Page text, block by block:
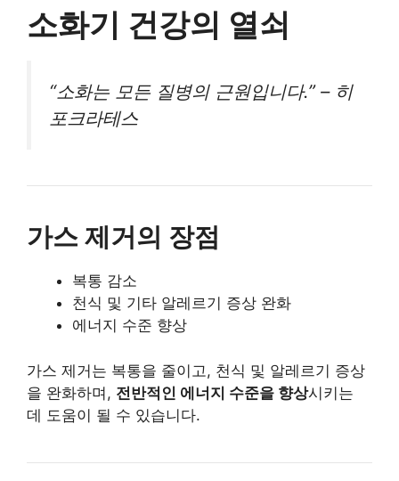
소화기 건강의 열쇠
“소화는 모든 질병의 근원입니다.” – 히
포크라테스
가스 제거의 장점
복통 감소
천식 및 기타 알레르기 증상 완화
에너지 수준 향상
가스 제거는 복통을 줄이고, 천식 및 알레르기 증상
을 완화하며, 전반적인 에너지 수준을 향상시키는
데 도움이 될 수 있습니다.